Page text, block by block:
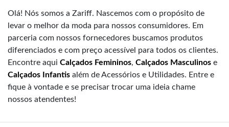
Olá! Nós somos a Zariff. Nascemos com o propósito de
levar o melhor da moda para nossos consumidores. Em
parceria com nossos fornecedores buscamos produtos
diferenciados e com preço acessível para todos os clientes.
Encontre aqui Calçados Femininos, Calçados Masculinos e
Calçados Infantis além de Acessórios e Utilidades. Entre e
fique à vontade e se precisar trocar uma ideia chame
nossos atendentes!